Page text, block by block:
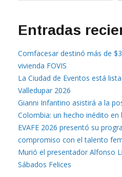
Entradas
Comfacesar destinó más de
vivienda FOVIS
La Ciudad de Eventos está
Valledupar 2026
Gianni Infantino asistirá a la
Colombia: un hecho inédito
EVAFE 2026 presentó su
compromiso con el talento
Murió el presentador Alfonso
Sábados Felices